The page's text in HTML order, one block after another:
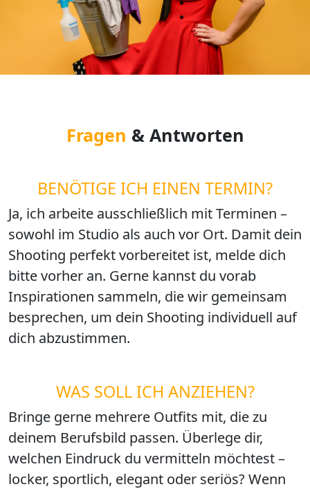
Fragen & Antworten
BENÖTIGE ICH EINEN TERMIN?
Ja, ich arbeite ausschließlich mit Terminen –
sowohl im Studio als auch vor Ort. Damit dein
Shooting perfekt vorbereitet ist, melde dich
bitte vorher an. Gerne kannst du vorab
Inspirationen sammeln, die wir gemeinsam
besprechen, um dein Shooting individuell auf
dich abzustimmen.
WAS SOLL ICH ANZIEHEN?
Bringe gerne mehrere Outfits mit, die zu
deinem Berufsbild passen. Überlege dir,
welchen Eindruck du vermitteln möchtest –
locker, sportlich, elegant oder seriös? Wenn